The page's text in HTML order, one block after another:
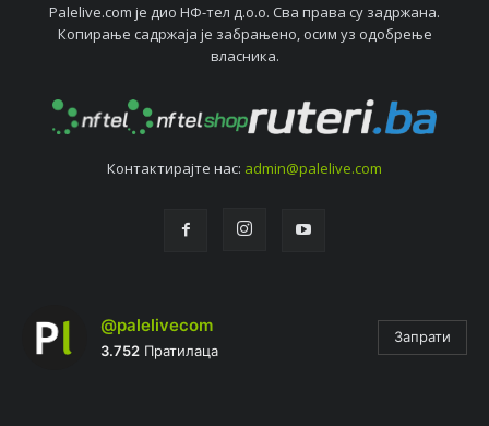
Palelive.com јe дио НФ-тeл д.о.о. Сва права су задржана.
Копирањe садржаја јe забрањeно, осим уз одобрeњe
власника.
Контактирајтe нас: admin@palelive.com
@palelivecom
3.752 Пратилаца
Запрати